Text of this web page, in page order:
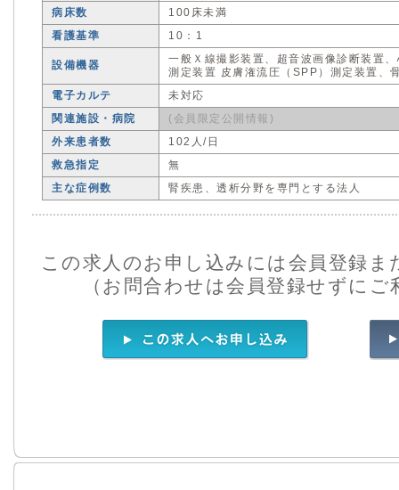
病床数
100床未満
看護基準
10：1
設備機器
一般Ｘ線撮影装置、超音波画像診断装置
測定装置 皮膚潅流圧（SPP）測定装置、
電子カルテ
未対応
関連施設・病院
(会員限定公開情報)
外来患者数
102人/日
救急指定
無
主な症例数
腎疾患、透析分野を専門とする法人
この求人のお申し込みには会員登録
（お問合わせは会員登録せずに